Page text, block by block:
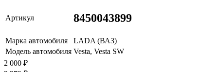
Артикул 8450043899
Марка автомобиля
LADA (ВАЗ)
Модель автомобиля Vesta, Vesta SW
2 000 ₽